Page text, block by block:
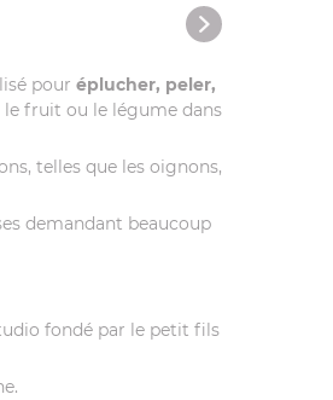
pour éplucher, peler,
le fruit ou le légume dans
telles que les oignons,
demandant beaucoup
fondé par le petit fils